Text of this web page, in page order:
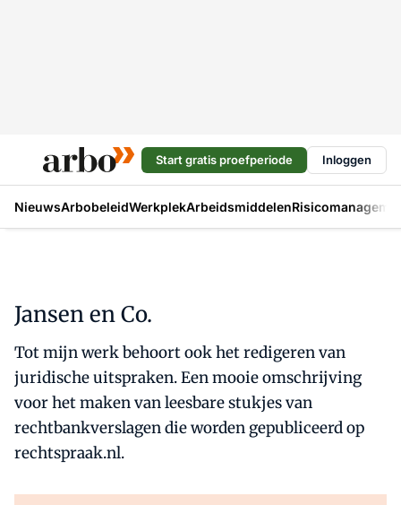
Start gratis proefperiode Inloggen
NieuwsArbobeleidWerkplekArbeidsmiddelen
Jansen en Co.
Tot mijn werk behoort ook het redigeren van
juridische uitspraken. Een mooie omschrijving
voor het maken van leesbare stukjes van
rechtbankverslagen die worden gepubliceerd op
rechtspraak.nl.